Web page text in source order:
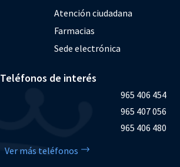
Atención ciudadana
Farmacias
Sede electrónica
Teléfonos de interés
965 406 454
965 407 056
965 406 480
Ver más teléfonos